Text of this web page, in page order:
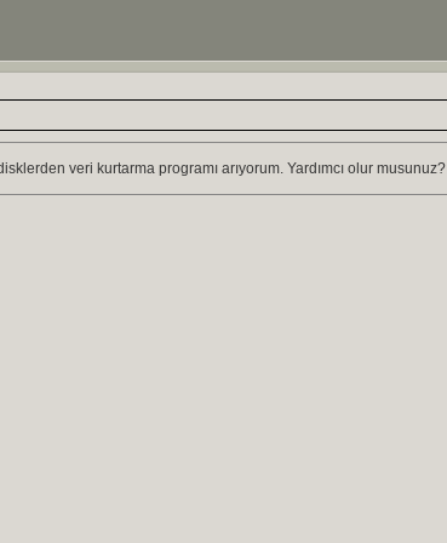
veri kurtarma programı arıyorum. Yardımcı olur musunuz?